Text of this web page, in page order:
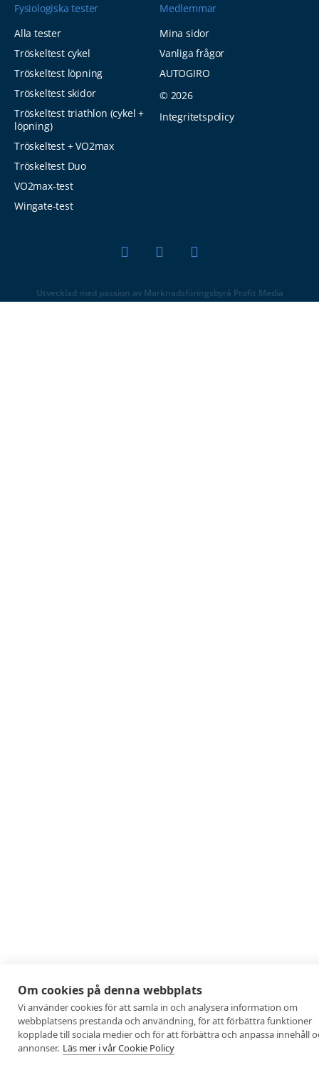
Om cookies på denna webbplats
Vi använder cookies för att samla in och analysera information om
webbplatsens prestanda och användning, för att förbättra funktioner
kopplade till sociala medier och för att förbättra och anpassa innehåll
annonser. Läs mer i vår Cookie Policy
Fysiologiska tester
Alla tester
Tröskeltest cykel
Tröskeltest löpning
Tröskeltest skidor
Tröskeltest triathlon (cykel +
löpning)
Tröskeltest + VO2max
Tröskeltest Duo
VO2max-test
Wingate-test
Medlemmar
Mina sidor
Vanliga frågor
AUTOGIRO
© 2026
Integritetspolicy
Utvecklad med passion av Marknadsföringsbyrå Profit Media